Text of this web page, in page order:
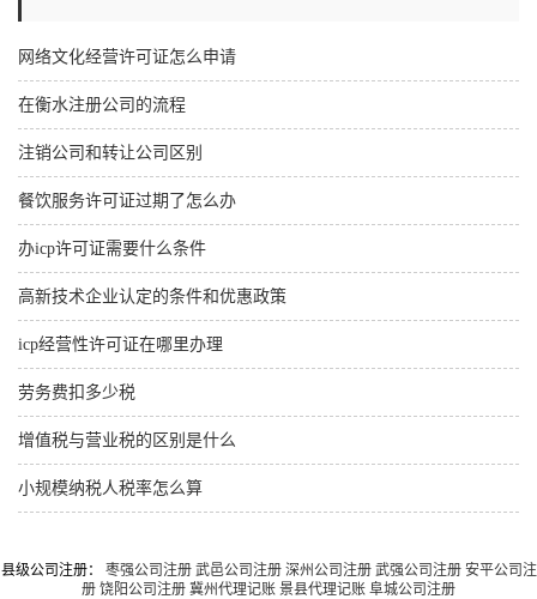
网络文化经营许可证怎么申请
在衡水注册公司的流程
注销公司和转让公司区别
餐饮服务许可证过期了怎么办
办icp许可证需要什么条件
高新技术企业认定的条件和优惠政策
icp经营性许可证在哪里办理
劳务费扣多少税
增值税与营业税的区别是什么
小规模纳税人税率怎么算
县级公司注册： 枣强公司注册 武邑公司注册 深州公司注册 武强公司注册 安平公司注
册 饶阳公司注册 冀州代理记账 景县代理记账 阜城公司注册